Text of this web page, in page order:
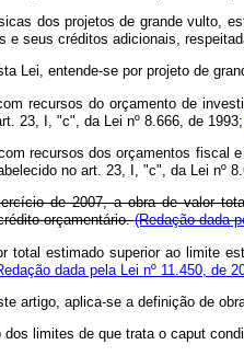
dos projetos de grande vulto,
e seus créditos adicionais,
Lei, entende-se por projeto de
recursos do orçamento de
23, I, "c", da Lei nº 8.666, de 1993;
recursos dos orçamentos fiscal
no art. 23, I, "c", da Lei nº
de 2007, a obra de valor
orçamentário.(Redação dada
total estimado superior ao limite
dada pela Lei nº 11.450, de
artigo, aplica-se a definição de
dos limites de que trata o caput